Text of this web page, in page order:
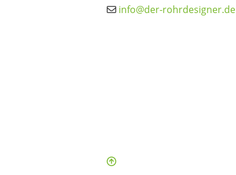
info@der-rohrdesigner.de